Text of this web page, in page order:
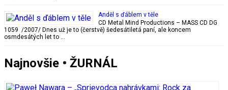
Anděl s ďáblem v těle
CD Metal Mind Productions – MASS CD DG
1059 /2007/ Dnes už je to (čerstvě) šedesátiletá paní, ale koncem
osmdesátých let to …
Najnovšie • ŽURNÁL